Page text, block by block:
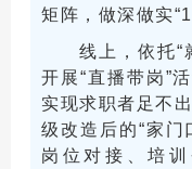
矩阵，做深做实
线上，依托“
开展“直播带岗”
实现求职者足不
级改造后的“家门
岗位对接、培